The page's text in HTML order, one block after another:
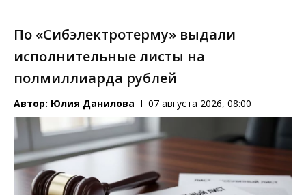
По «Сибэлектротерму» выдали
исполнительные листы на
полмиллиарда рублей
Автор: Юлия Данилова 07 августа 2026, 08:00